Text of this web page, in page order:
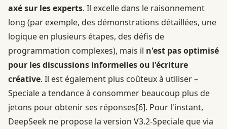
axé sur les experts. Il excelle dans le raisonnement
long (par exemple, des démonstrations détaillées, une
logique en plusieurs étapes, des défis de
programmation complexes), mais il n'est pas optimisé
pour les discussions informelles ou l'écriture
créative. Il est également plus coûteux à utiliser –
Speciale a tendance à consommer beaucoup plus de
jetons pour obtenir ses réponses[6]. Pour l'instant,
DeepSeek ne propose la version V3.2-Speciale que via